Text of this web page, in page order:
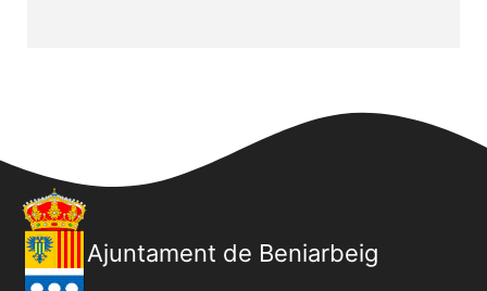
Ajuntament de Beniarbeig